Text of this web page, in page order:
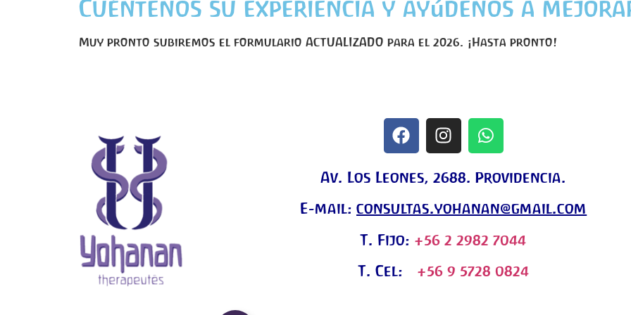
Cuéntenos su experiencia y ayúdenos a
Muy pronto subiremos el formulario ACTUALIZADO para el 2026. ¡Hasta pronto!
Av. Los Leones, 2688. Providencia.
E-mail:consultas.yohanan@gmail.com
T. Fijo: +56 2 2982 7044
T. Cel: +56 9 5728 0824